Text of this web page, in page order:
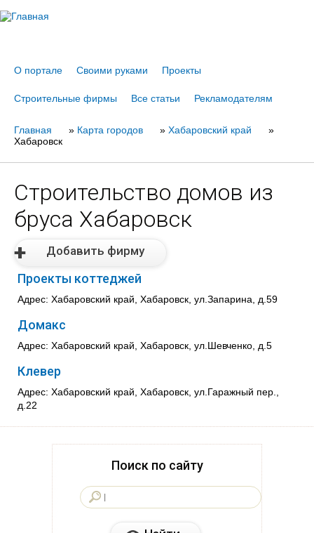
О портале Своими руками Проекты
Строительные фирмы Все статьи Рекламодателям
Вы
Главная » Карта городов » Хабаровский край
»
Хабаровск
Строительство домов из
бруса Хабаровск
Добавить фирму
Проекты коттеджей
Адрес: Хабаровский край, Хабаровск, ул.Запарина, д.59
Домакс
Адрес: Хабаровский край, Хабаровск, ул.Шевченко, д.5
Клевер
Адрес: Хабаровский край, Хабаровск, ул.Гаражный пер.,
д.22
Поиск по сайту